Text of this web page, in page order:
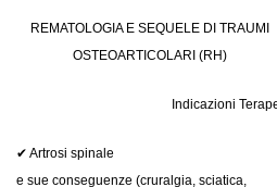
REMATOLOGIA E SEQUELE DI TRAUMI
OSTEOARTICOLARI (RH)
Indicazioni
✔ Artrosi spinale
e sue conseguenze (cruralgia, sciatica,